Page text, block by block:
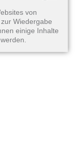
von
Wiedergabe
einige Inhalte